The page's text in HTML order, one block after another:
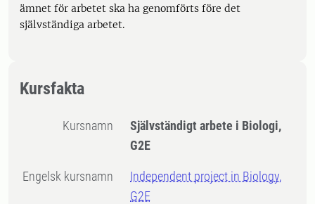
ämnet för arbetet ska ha genomförts före det
självständiga arbetet.
Kursfakta
Kursnamn
Självständigt arbete i Biologi,
G2E
Engelsk kursnamn
Independent project in Biology,
G2E